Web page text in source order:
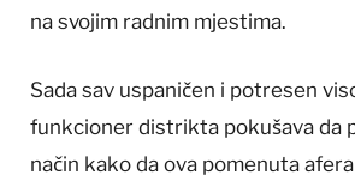
na svojim radnim mjestima.
Sada sav uspaničen i potresen
funkcioner distrikta pokušava da
način kako da ova pomenuta